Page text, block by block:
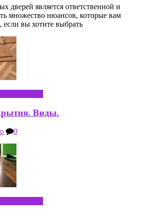
дверей является ответственной и
множество нюансов, которые вам
если вы хотите выбрать
Виды.
0